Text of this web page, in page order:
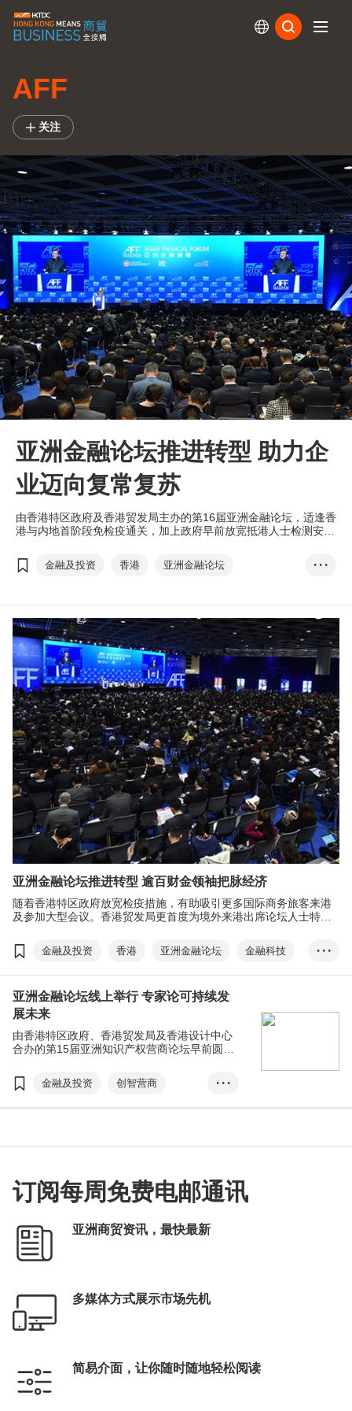
AFF
关注
亚洲金融论坛推进转型 助力企
业迈向复常复苏
由香港特区政府及香港贸发局主办的第16届亚洲金融论坛，适逢香
港与内地首阶段免检疫通关，加上政府早前放宽抵港人士检测安
验、美食及住宿优惠折扣及礼遇，联同亚洲金融论坛及国际金融周
的精彩活动，让嘉宾亲身感受香港活力。
金融及投资 香港
亚洲金融论坛
医疗科技
刘会平
金融科技专区
InnoVenture专区
• • •
亚洲金融论坛推进转型 逾百财金领袖把脉经济
随着香港特区政府放宽检疫措施，有助吸引更多国际商务旅客来港
及参加大型会议。香港贸发局更首度为境外来港出席论坛人士特设
港活力，合力说好香港故事。
金融及投资 香港 亚洲金融论坛
金融科技
InnoVenture
潘基文 克拉克
FintechHK
旅发局
AFF 线上平台
ESG
社会及管治
• • •
亚洲金融论坛线上举行 专家论可持续发
展未来
由香港特区政府、香港贸发局及香港设计中心
合办的第15届亚洲知识产权营商论坛早前圆满
创新•持续发展与增长动力＂为主题，分享行业
的最新趋势。
金融及投资
创智营商
亚洲金融论坛
AFF
InnoVenture
FintechHK
• • •
订阅每周免费电邮通讯
亚洲商贸资讯，最快最新
多媒体方式展示市场先机
简易介面，让你随时随地轻松阅读